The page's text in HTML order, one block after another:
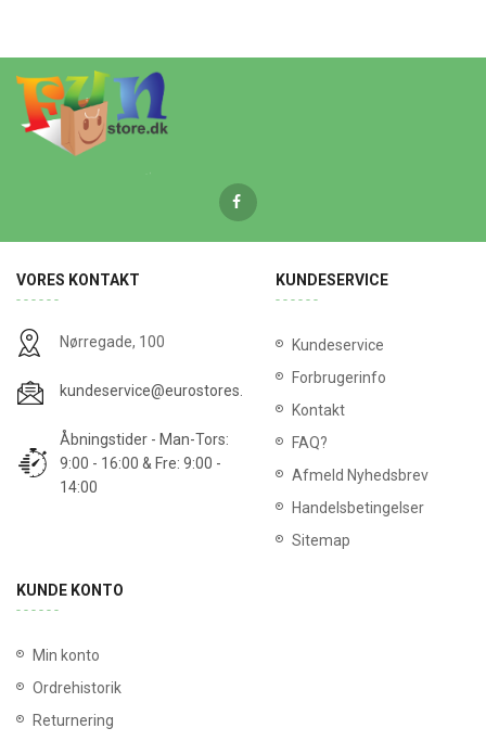
VORES KONTAKT
Nørregade, 100
kundeservice@eurostores.dk
Åbningstider - Man-Tors:
9:00 - 16:00 & Fre: 9:00 -
14:00
KUNDESERVICE
Kundeservice
Forbrugerinfo
Kontakt
FAQ?
Afmeld Nyhedsbrev
Handelsbetingelser
Sitemap
KUNDE KONTO
Min konto
Ordrehistorik
Returnering